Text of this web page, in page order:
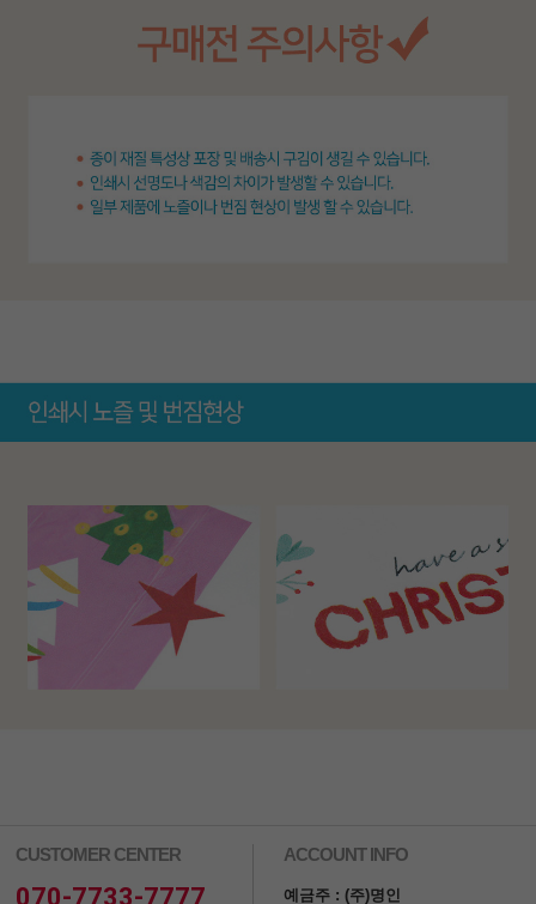
CUSTOMER CENTER
070-7733-7777
ACCOUNT INFO
예금주 : (주)명인